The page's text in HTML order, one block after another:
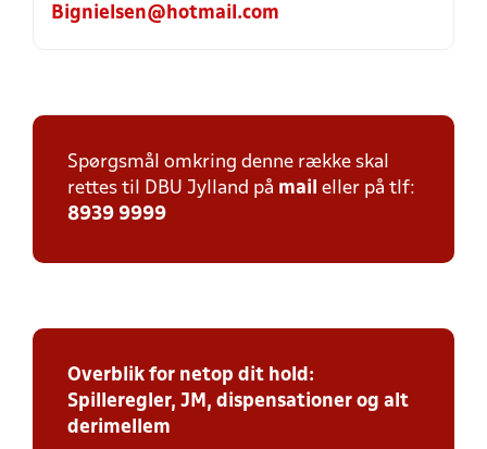
Bignielsen@hotmail.com
Spørgsmål omkring denne række skal
rettes til DBU Jylland på mail eller på tlf:
8939 9999
Overblik for netop dit hold:
Spilleregler, JM, dispensationer og alt
derimellem